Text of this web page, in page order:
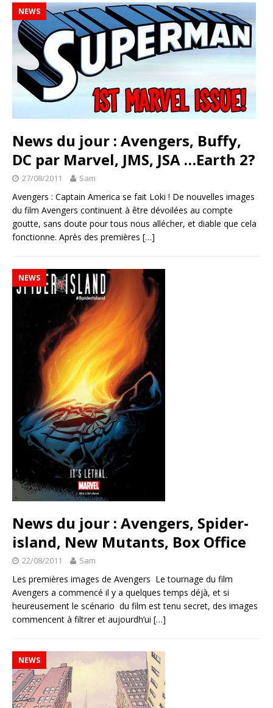
NEWS
News du jour : Avengers, Buffy,
DC par Marvel, JMS, JSA …Earth 2?
27/08/2011 Sam
Avengers : Captain America se fait Loki ! De nouvelles images
du film Avengers continuent à être dévoilées au compte
goutte, sans doute pour tous nous allécher, et diable que cela
fonctionne. Après des premières […]
NEWS
News du jour : Avengers, Spider-
island, New Mutants, Box Office
22/08/2011 Sam
Les premières images de Avengers Le tournage du film
Avengers a commencé il y a quelques temps déjà, et si
heureusement le scénario du film est tenu secret, des images
commencent à filtrer et aujourdh’ui […]
NEWS